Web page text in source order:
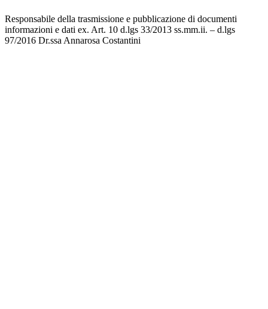
Responsabile della trasmissione e pubblicazione di documenti
informazioni e dati ex. Art. 10 d.lgs 33/2013 ss.mm.ii. – d.lgs
97/2016 Dr.ssa Annarosa Costantini